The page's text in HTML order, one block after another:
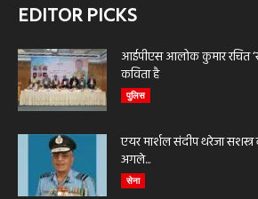
EDITOR PICKS
आईपीएस आलोक कुमार रचित
कविता है
पुलिस
एयर मार्शल संदीप थरेजा
अगले...
सेना